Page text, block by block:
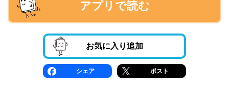
アプリで読む
お気に入り追加
シェア ポスト